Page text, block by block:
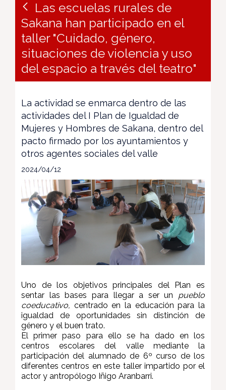
Las escuelas rurales de
Sakana han participado en el
taller "Cuidado, género,
situaciones de violencia y uso
del espacio a través del teatro"
La actividad se enmarca dentro de las
actividades del I Plan de Igualdad de
Mujeres y Hombres de Sakana, dentro del
pacto firmado por los ayuntamientos y
otros agentes sociales del valle
2024/04/12
Uno de los objetivos principales del Plan es
sentar las bases para llegar a ser un pueblo
coeducativo, centrado en la educación para la
igualdad de oportunidades sin distinción de
género y el buen trato.
El primer paso para ello se ha dado en los
centros escolares del valle mediante la
participación del alumnado de 6º curso de los
diferentes centros en este taller impartido por el
actor y antropólogo Iñigo Aranbarri.